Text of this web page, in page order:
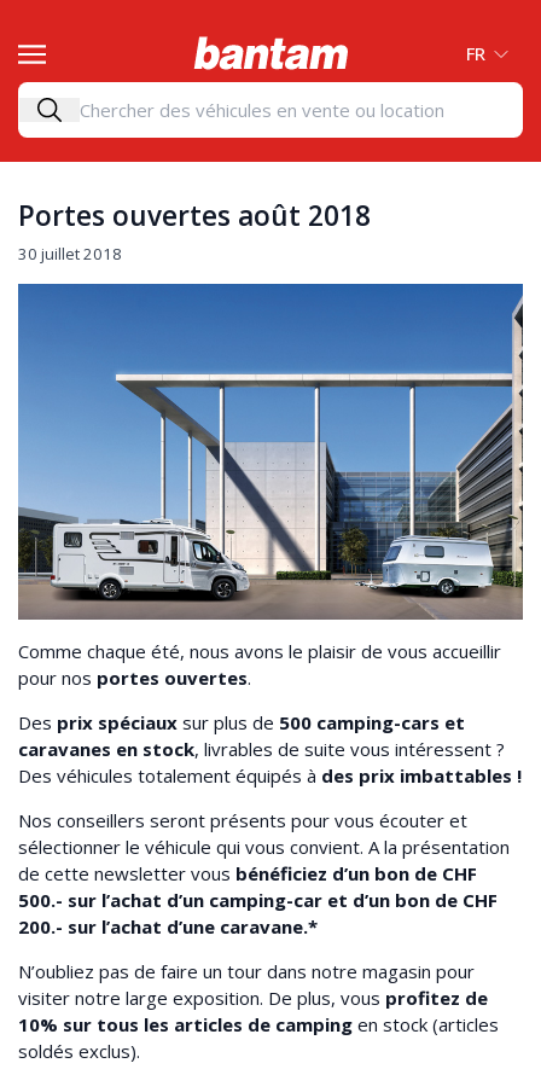
FR
Portes ouvertes août 2018
30 juillet 2018
Comme chaque été, nous avons le plaisir de vous accueillir
pour nos portes ouvertes.
Des prix spéciaux sur plus de 500 camping-cars et
caravanes en stock, livrables de suite vous intéressent ?
Des véhicules totalement équipés à des prix imbattables !
Nos conseillers seront présents pour vous écouter et
sélectionner le véhicule qui vous convient. A la présentation
de cette newsletter vous bénéficiez d’un bon de CHF
500.- sur l’achat d’un camping-car et d’un bon de CHF
200.- sur l’achat d’une caravane.*
N’oubliez pas de faire un tour dans notre magasin pour
visiter notre large exposition. De plus, vous profitez de
10% sur tous les articles de camping en stock (articles
soldés exclus).